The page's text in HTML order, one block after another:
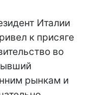
Италии
к присяге
во
рынкам и